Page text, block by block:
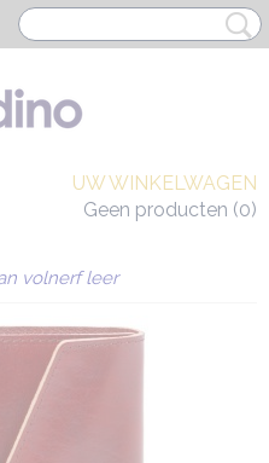
UW WINKELWAGEN
Geen producten (0)
volnerf leer